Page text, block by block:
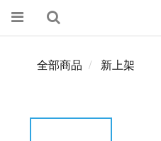
全部商品 新上架